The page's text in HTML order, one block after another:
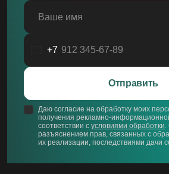
Ваше имя
Россия
+7
Отправить
Даю согласие на обработку моих
получения рекламно-
соответствии с условиями обработки
разъяснением прав, связанных с
их реализации, последствиями дачи